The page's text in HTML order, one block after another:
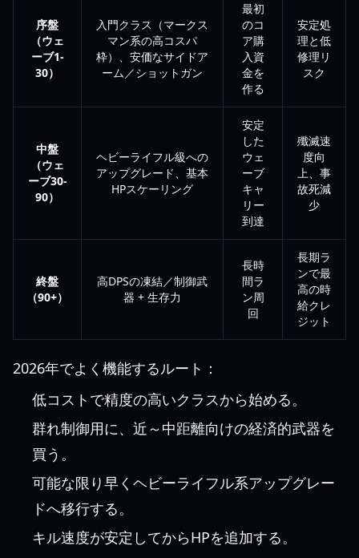
序盤
（ウェ
ーブ1-
30）
入門クラス（マークス
マン系の高コスパ
枠）、安価なサイドア
ーム／ショットガン
最初
のコ
ア購
入資
金を
作る
安定処
理と低
修理リ
スク
中盤
（ウェ
ーブ30-
90）
ヘビーライフル級への
アップグレード、基本
HPスケーリング
安定
した
ウェ
ーブ
キャ
リー
到達
殲滅速
度向
上、事
故死減
少
終盤
（90+）
高DPSの凍結／制御武
器 + 生存力
長時
間ラ
ン周
回
長期ラ
ンで最
高の時
給クレ
ジット
2026年でよく機能するルート：
低コストで精度の高いクラスから始める。
群れ制御用に、近～中距離向けの経済的武器を
買う。
可能な限り早くヘビーライフル系アップグレー
ドへ移行する。
キル速度が安定してからHPを追加する。